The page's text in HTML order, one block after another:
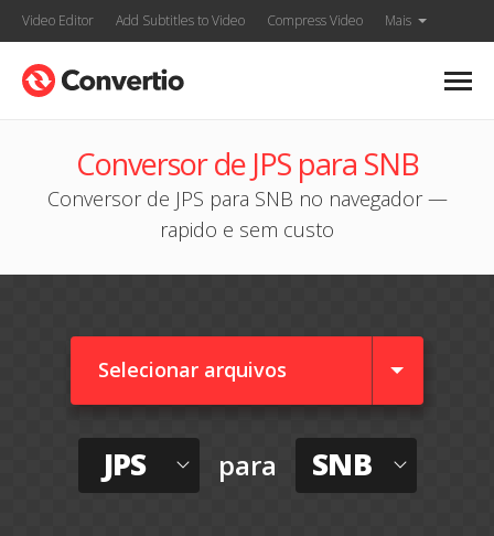
Video Editor Add Subtitles to Video Compress Video Mais
Conversor de JPS para SNB
Conversor de JPS para SNB no navegador —
rapido e sem custo
Selecionar arquivos
JPS para SNB